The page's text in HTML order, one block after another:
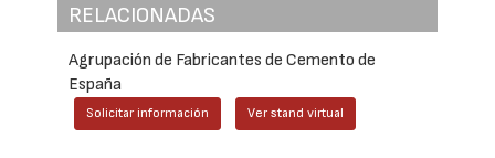
RELACIONADAS
Agrupación de Fabricantes de Cemento de
España
Solicitar información Ver stand virtual